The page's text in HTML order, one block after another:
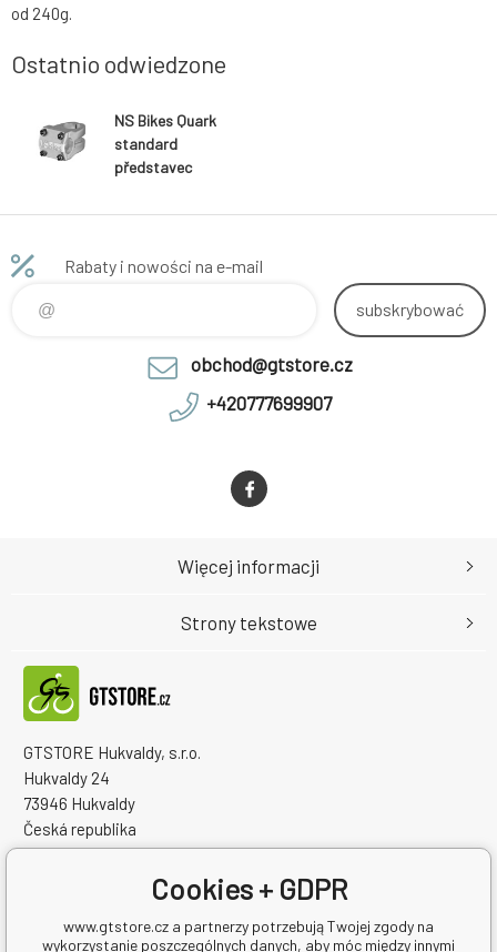
od 240g.
Ostatnio odwiedzone
NS Bikes Quark
standard
představec
mm
Rabaty i nowości na e-mail
subskrybować
obchod@gtstore.cz
+420777699907
GTSTORE Hukvaldy, s.r.o.
Hukvaldy 24
73946 Hukvaldy
Česká republika
Numer identyfikacyjny firmy: 22259848
Więcej informacji
Strony tekstowe
Cookies + GDPR
www.gtstore.cz a partnerzy potrzebują Twojej zgody na
wykorzystanie poszczególnych danych, aby móc między innymi